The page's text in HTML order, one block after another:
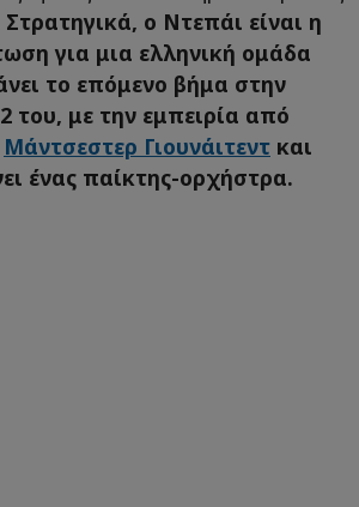
Στρατηγικά, ο Ντεπάι είναι η
για μια ελληνική ομάδα
το επόμενο βήμα στην
με την εμπειρία από
Μάντσεστερ Γιουνάιτεντ και
ένας παίκτης-ορχήστρα.